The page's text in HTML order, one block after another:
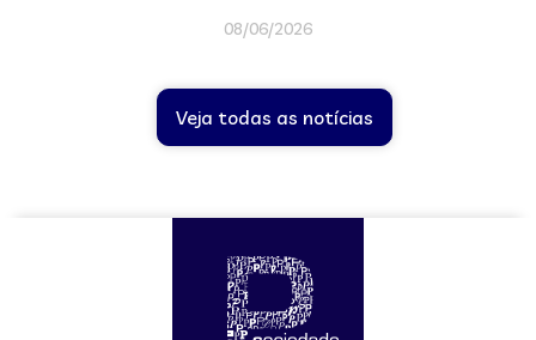
08/06/2026
Veja todas as notícias